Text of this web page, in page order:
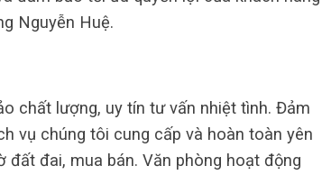
Nguyễn Huệ.
chất lượng, uy tín tư vấn nhiệt tình. Đảm
vụ chúng tôi cung cấp và hoàn toàn yên
đất đai, mua bán. Văn phòng hoạt động